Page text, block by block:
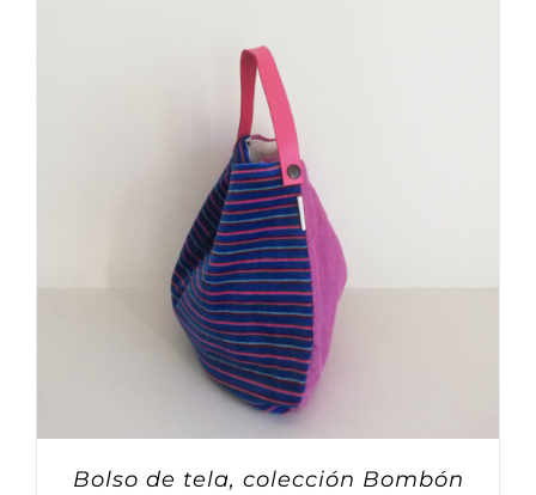
Bolso de tela, colección Bombón